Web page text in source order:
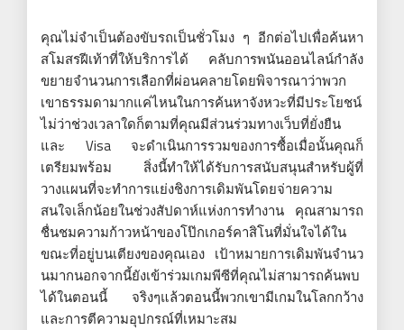
คุณไม่จำเป็นต้องขับรถเป็นชั่วโมง ๆ อีกต่อไปเพื่อค้นหา
สโมสรฝีเท้าที่ให้บริการได้ คลับการพนันออนไลน์กำลัง
ขยายจำนวนการเลือกที่ผ่อนคลายโดยพิจารณาว่าพวก
เขาธรรมดามากแค่ไหนในการค้นหาจังหวะที่มีประโยชน์
ไม่ว่าช่วงเวลาใดก็ตามที่คุณมีส่วนร่วมทางเว็บที่ยั่งยืน
และ Visa จะดำเนินการรวมของการซื้อเมื่อนั้นคุณก็
เตรียมพร้อม สิ่งนี้ทำให้ได้รับการสนับสนุนสำหรับผู้ที่
วางแผนที่จะทำการแย่งชิงการเดิมพันโดยจ่ายความ
สนใจเล็กน้อยในช่วงสัปดาห์แห่งการทำงาน คุณสามารถ
ชื่นชมความก้าวหน้าของโป๊กเกอร์คาสิโนที่มั่นใจได้ใน
ขณะที่อยู่บนเตียงของคุณเอง เป้าหมายการเดิมพันจำนว
นมากนอกจากนี้ยังเข้าร่วมเกมพีซีที่คุณไม่สามารถค้นพบ
ได้ในตอนนี้ จริงๆแล้วตอนนี้พวกเขามีเกมในโลกกว้าง
และการตีความอุปกรณ์ที่เหมาะสม